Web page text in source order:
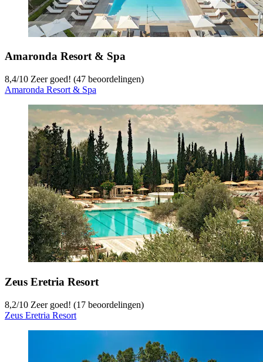
Amaronda Resort & Spa
8,4/10 Zeer goed! (47 beoordelingen)
Amaronda Resort & Spa
Zeus Eretria Resort
8,2/10 Zeer goed! (17 beoordelingen)
Zeus Eretria Resort